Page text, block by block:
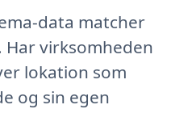
data matcher
Har virksomheden
lokation som
og sin egen